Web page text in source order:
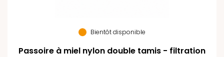
Bientôt disponible
Passoire à miel nylon double tamis - filtration